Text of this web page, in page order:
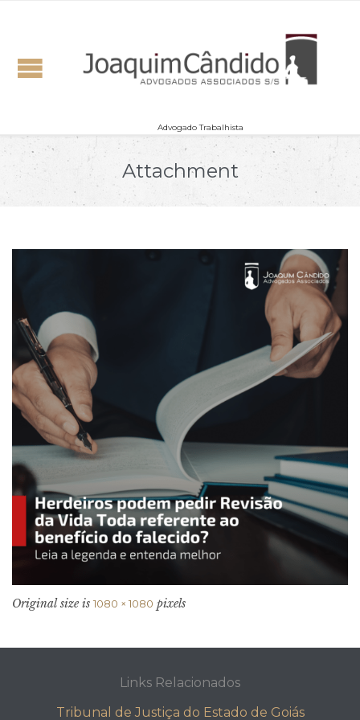
Advogado Trabalhista
Attachment
Original size is 1080 × 1080 pixels
Links Relacionados
Tribunal de Justiça do Estado de Goiás